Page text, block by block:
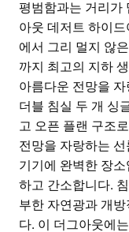
평범함과는 거리가
아웃 데저트 하이
에서 그리 멀지 않
까지 최고의 지하
아름다운 전망을
더블 침실 두 개 싱
고 오픈 플랜 구조
전망을 자랑하는
기기에 완벽한 장
하고 간소합니다.
부한 자연광과 개
다. 이 더그아웃에